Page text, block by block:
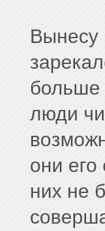
Вынесу
больше
люди
они
них не